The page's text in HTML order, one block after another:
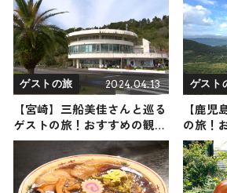
ゲストの旅 2024.04.13
【宮崎】三船美佳さんと巡る
ゲストの旅！おすすめの観
光・グルメをご紹介 2024年4
月13日放送
ゲスト
【鹿
の旅！
メをご
送